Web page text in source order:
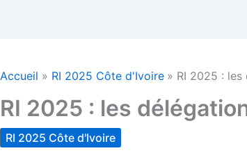
Accueil RI 2025 Côte d'Ivoire RI 2025 :
RI 2025 : les
RI 2025 Côte d'Ivoire